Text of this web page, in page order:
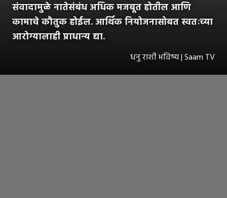
संवादामुळे नातेसंबंध अधिक मजबूत होतील आणि
कामाचे कौतुक होईल. आर्थिक नियोजनासोबत स्वतःच्या
आरोग्यालाही प्राधान्य द्या.
धनु राशी भविष्य | Saam TV